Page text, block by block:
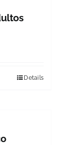
Details